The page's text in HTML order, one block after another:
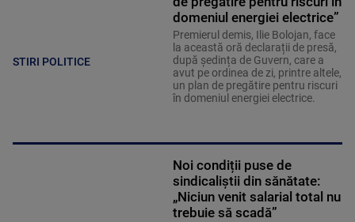
STIRI POLITICE
domeniul energiei electrice”
Premierul demis, Ilie Bolojan, face
la această oră declarații de presă,
după ședința de Guvern, care a
avut pe ordinea de zi, printre altele,
un plan de pregătire pentru riscuri
în domeniul energiei electrice.
Noi condiții puse de
sindicaliștii din sănătate:
„Niciun venit salarial total nu
trebuie să scadă”